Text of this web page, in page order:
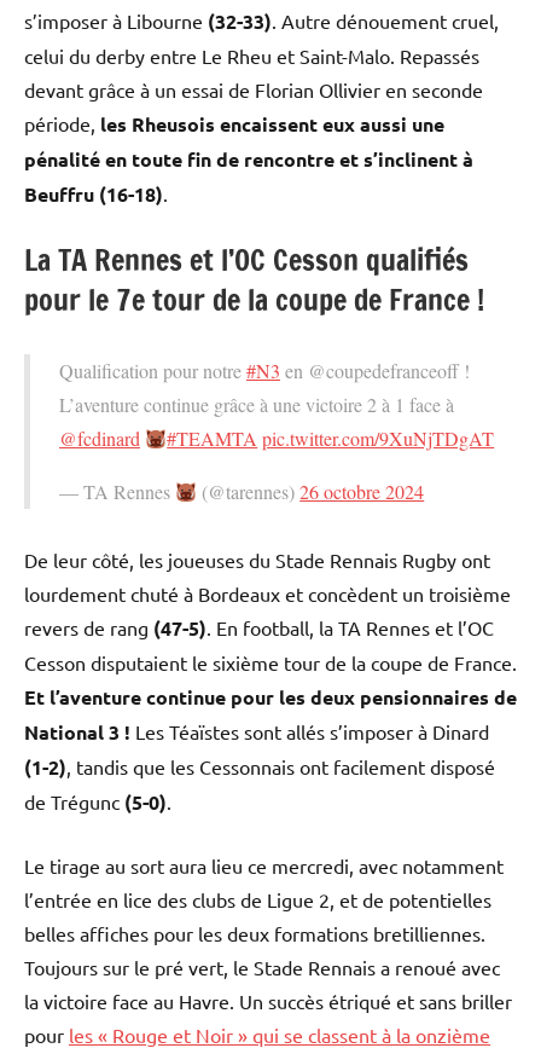
s’imposer à Libourne (32-33) . Autre dénouement cruel,
celui du derby entre Le Rheu et Saint-Malo. Repassés
devant grâce à un essai de Florian Ollivier en seconde
période, les Rheusois encaissent eux aussi une
pénalité en toute fin de rencontre et s’inclinent à
Beuffru (16-18)
La TA Rennes et l’OC Cesson qualifiés
pour le 7e tour de la coupe de France !
Qualification pour notre#N3 en @coupedefranceoff !
L’aventure continue grâce à une victoire 2 à 1 face à
@fcdinard
#TEAMTA pic.twitter.com/9XuNjTDgAT
— TA Rennes (@tarennes)26 octobre 2024
De leur côté, les joueuses du Stade Rennais Rugby ont
lourdement chuté à Bordeaux et concèdent un troisième
revers de rang (47-5) . En football, la TA Rennes et l’OC
Cesson disputaient le sixième tour de la coupe de France.
Et l’aventure continue pour les deux pensionnaires de
National 3 ! Les Téaïstes sont allés s’imposer à Dinard
(1-2) , tandis que les Cessonnais ont facilement disposé
de Trégunc (5-0)
Le tirage au sort aura lieu ce mercredi, avec notamment
l’entrée en lice des clubs de Ligue 2, et de potentielles
belles affiches pour les deux formations bretilliennes.
Toujours sur le pré vert, le Stade Rennais a renoué avec
la victoire face au Havre. Un succès étriqué et sans briller
pour les « Rouge et Noir » qui se classent à la onzième